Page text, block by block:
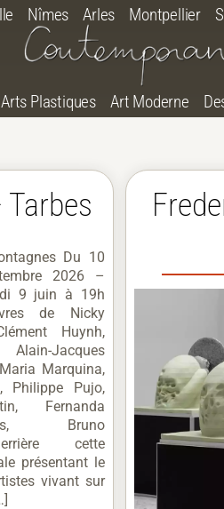
Nîmes Arles Montpellier
Arts Plastiques Art Moderne
Du 10
2026 –
9 juin à 19h
de Nicky
Huynh,
Jacques
Marquina,
Philippe Pujo,
Fernanda
Bruno
cette
présentant le
vivant sur